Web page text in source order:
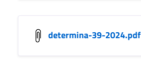
determina-39-2024.pdf